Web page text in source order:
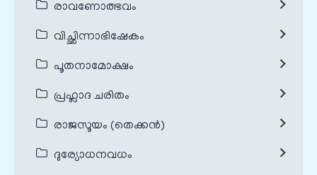
രാവണോത്ഭവം
വിച്ഛിന്നാഭിഷേകം
പൂതനാമോക്ഷം
പ്രഹ്ലാദ ചരിതം
രാജസൂയം (തെക്കൻ)
ദുര്യോധനവധം